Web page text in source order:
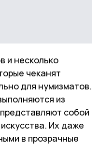
и несколько
чеканят
для нумизматов.
из
собой
Их даже
в прозрачные